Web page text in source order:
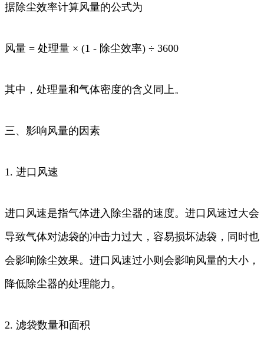
据除尘效率计算风量的公式为
风量 = 处理量 × (1 - 除尘效率) ÷ 3600
其中，处理量和气体密度的含义同上。
三、影响风量的因素
1. 进口风速
进口风速是指气体进入除尘器的速度。进口风速过大会
导致气体对滤袋的冲击力过大，容易损坏滤袋，同时也
会影响除尘效果。进口风速过小则会影响风量的大小，
降低除尘器的处理能力。
2. 滤袋数量和面积